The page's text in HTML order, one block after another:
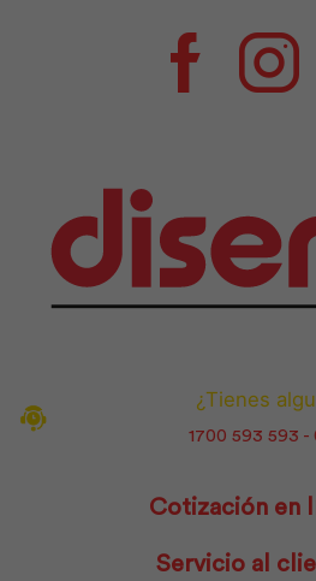
Facebook
¿Tienes
1700 593 593 -
Cotización en
Servicio al